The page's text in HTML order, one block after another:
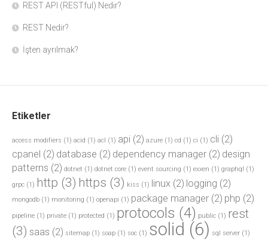
REST API (RESTful) Nedir?
REST Nedir?
İşten ayrılmak?
Etiketler
access modifiers (1) acid (1) acl (1) api (2) azure (1) cd (1) ci (1) cli (2)
cpanel (2) database (2) dependency manager (2) design
patterns (2) dotnet (1) dotnet core (1) event sourcing (1) exxen (1) graphql (1)
grpc (1) http (3) https (3) kiss (1) linux (2) logging (2)
mongodb (1) monitoring (1) openapi (1) package manager (2) php (2)
pipeline (1) private (1) protected (1) protocols (4) public (1) rest
(3) saas (2) sitemap (1) soap (1) soc (1) solid (6) sql server (1)